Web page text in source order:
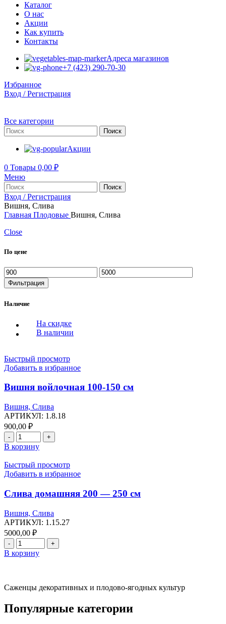
Каталог
О нас
Акции
Как купить
Контакты
Адреса магазинов
+7 (423) 290-70-30
Избранное
Вход / Регистрация
Все категории
Поиск
Акции
0 Товары 0,00 ₽
Меню
Поиск
Вход / Регистрация
Вишня, Слива
Главная Плодовые Вишня, Слива
Close
По цене
Минимальная
цена
Максимальная
цена
Фильтрация
Наличие
На скидке
В наличии
Быстрый просмотр
Добавить в избранное
Вишня войлочная 100-150 см
Вишня, Слива
АРТИКУЛ: 1.8.18
900,00 ₽
Количество
товара
Вишня
войлочная
100-
В корзину
Быстрый просмотр
Добавить в избранное
Слива домашняя 200 — 250 см
Вишня, Слива
АРТИКУЛ: 1.15.27
5000,00 ₽
Количество
товара
Слива
-
см
В корзину
Саженцы декоративных и плодово-ягодных культур
Популярные категории